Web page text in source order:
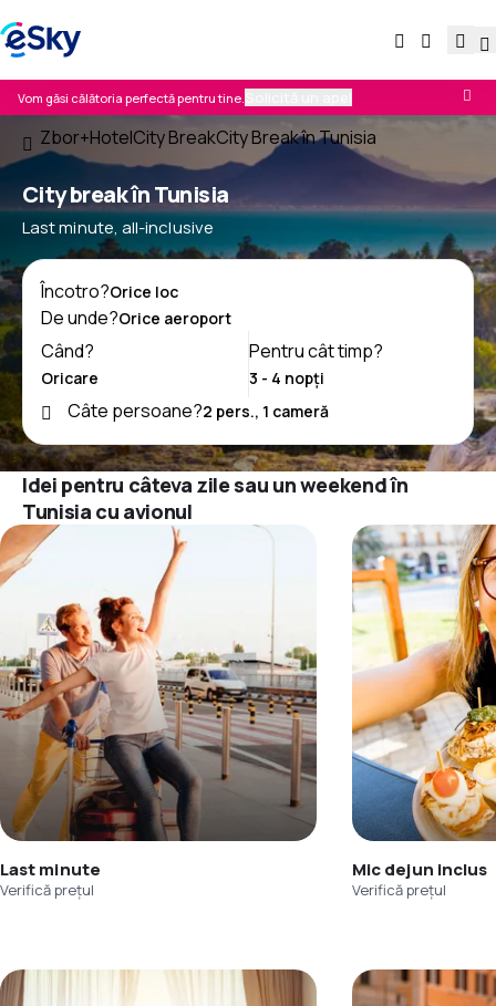
Vom găsi călătoria perfectă pentru tine.
Zbor+HotelCity BreakCity Break în Tunisia
City break în Tunisia
Last minute, all-inclusive
Încotro?
De unde?
Când?
Pentru cât timp?
Câte persoane?
Idei pentru câteva zile sau un weekend în
Tunisia cu avionul
Last minute
Verifică prețul
Mic dejun inclus
Verifică prețul